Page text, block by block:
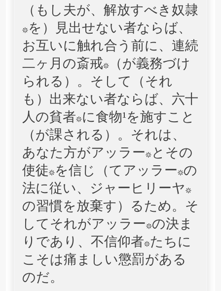
（もし夫が、解放すべき奴隷
*を）見出せない者ならば、
お互いに触れ合う前に、連続
二ヶ月の斎戒*（が義務づけ
られる）。そして（それ
も）出来ない者ならば、六十
人の貧者*に食物¹を施すこと
（が課される）。それは、
あなた方がアッラー*とその
使徒*を信じ（てアッラー*の
法に従い、ジャーヒリーヤ*
の習慣を放棄す）るため。そ
してそれがアッラー*の決ま
りであり、不信仰者*たちに
こそは痛ましい懲罰がある
のだ。